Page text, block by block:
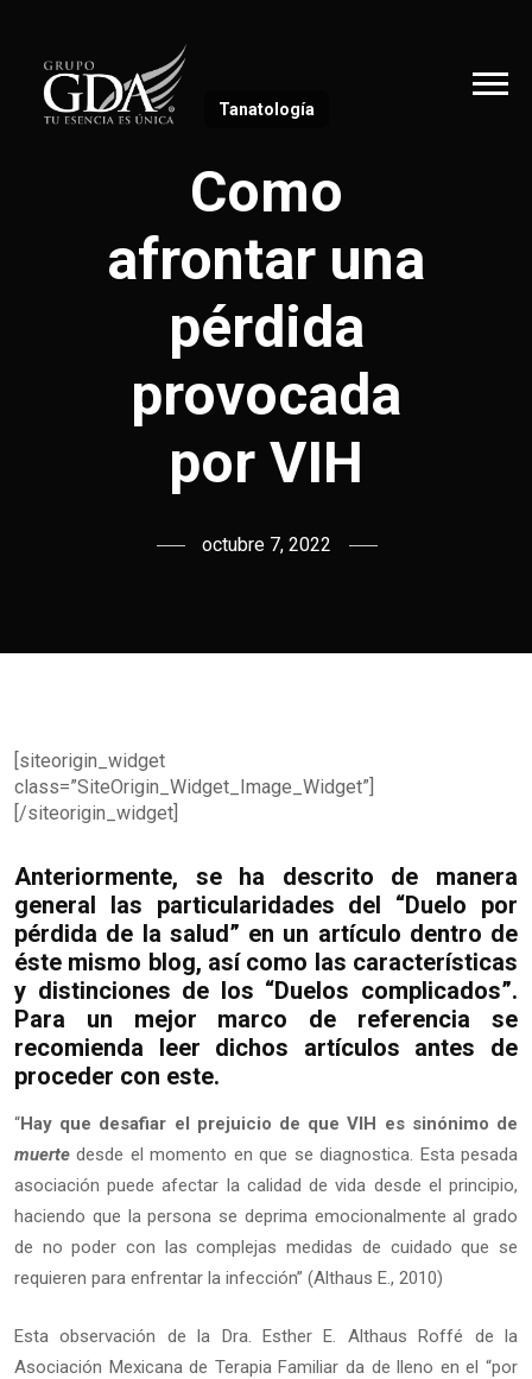
Tanatología
Como
afrontar una
pérdida
provocada
por VIH
octubre 7, 2022
[siteorigin_widget
class=”SiteOrigin_Widget_Image_Widget”]
[/siteorigin_widget]
Anteriormente, se ha descrito de manera
general las particularidades del “Duelo por
pérdida de la salud” en un artículo dentro de
éste mismo blog, así como las características
y distinciones de los “Duelos complicados”.
Para un mejor marco de referencia se
recomienda leer dichos artículos antes de
proceder con este.
“Hay que desafiar el prejuicio de que VIH es sinónimo de
muerte desde el momento en que se diagnostica. Esta pesada
asociación puede afectar la calidad de vida desde el principio,
haciendo que la persona se deprima emocionalmente al grado
de no poder con las complejas medidas de cuidado que se
requieren para enfrentar la infección” (Althaus E., 2010)
Esta observación de la Dra. Esther E. Althaus Roffé de la
Asociación Mexicana de Terapia Familiar da de lleno en el “por